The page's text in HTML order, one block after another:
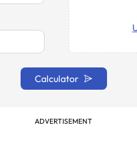
Calculator
ADVERTISEMENT